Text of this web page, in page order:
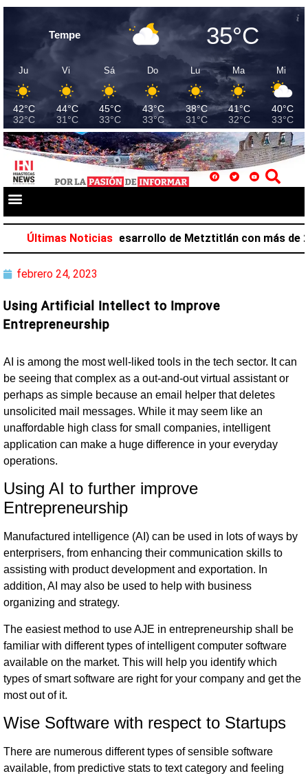
Tempe 35°C
Ju
42°C
32°C
Vi
44°C
31°C
Sá
45°C
33°C
Do
43°C
33°C
Lu
38°C
31°C
Ma
41°C
32°C
Mi
40°C
33°C
Últimas Noticias
Salazar favorece desarrollo de Metztitlán con más de
febrero 24, 2023
Using Artificial Intellect to Improve
Entrepreneurship
AI is among the most well-liked tools in the tech sector. It can
be seeing that complex as a out-and-out virtual assistant or
perhaps as simple because an email helper that deletes
unsolicited mail messages. While it may seem like an
unaffordable high class for small companies, intelligent
application can make a huge difference in your everyday
operations.
Using AI to further improve
Entrepreneurship
Manufactured intelligence (AI) can be used in lots of ways by
enterprisers, from enhancing their communication skills to
assisting with product development and exportation. In
addition, AI may also be used to help with business
organizing and strategy.
The easiest method to use AJE in entrepreneurship shall be
familiar with different types of intelligent computer software
available on the market. This will help you identify which
types of smart software are right for your company and get the
most out of it.
Wise Software with respect to Startups
There are numerous different types of sensible software
available, from predictive stats to text category and feeling